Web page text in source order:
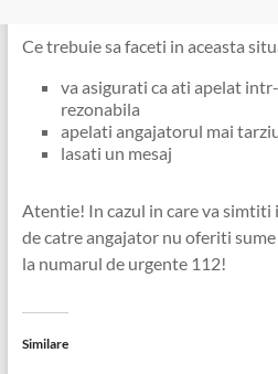
Ce trebuie sa faceti in aceasta
va asigurati ca ati apelat
rezonabila
apelati angajatorul mai
lasati un mesaj
Atentie! In cazul in care va simtiti
de catre angajator nu oferiti
la numarul de urgente 112!
Similare